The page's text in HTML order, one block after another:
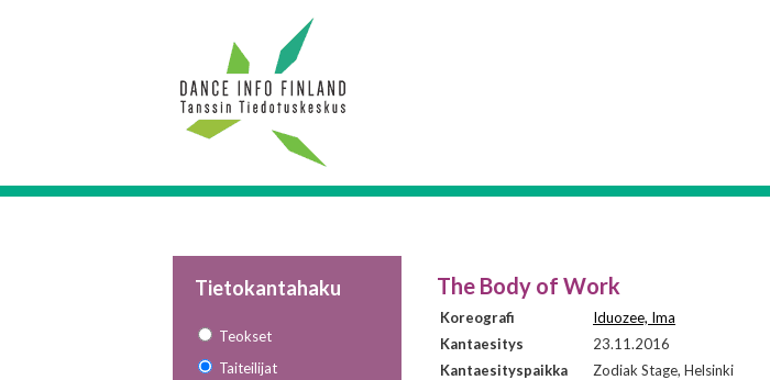
Tietokantahaku
Teokset
Taiteilijat
The Body of Work
Koreografi
Iduozee, Ima
Kantaesitys
23.11.2016
Kantaesityspaikka
Zodiak Stage, Helsinki